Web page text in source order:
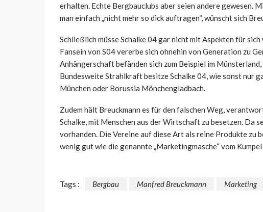
erhalten. Echte Bergbauclubs aber seien andere gewesen.
man einfach „nicht mehr so dick auftragen“, wünscht sich
Schließlich müsse Schalke 04 gar nicht mit Aspekten für
Fansein von S04 vererbe sich ohnehin von Generation zu
Anhängerschaft befänden sich zum Beispiel im
Bundesweite Strahlkraft besitze Schalke 04, wie sonst nur
München oder Borussia Mönchengladbach.
Zudem hält Breuckmann es für den falschen Weg,
Schalke, mit Menschen aus der Wirtschaft zu besetzen. Da
vorhanden. Die Vereine auf diese Art als reine Produkte zu
wenig gut wie die genannte „Marketingmasche“ vom
Tags : Bergbau Manfred Breuckmann Marketing